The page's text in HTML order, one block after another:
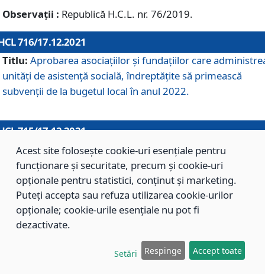
Observații : Republică H.C.L. nr. 76/2019.
716/17.12.2021
Titlu: Aprobarea asociaţiilor şi fundaţiilor care
unităţi de asistenţă socială, îndreptăţite să primească
subvenţii de la bugetul local în anul 2022.
715/17.12.2021
Titlu: Aprobarea Planului de acţiuni sau lucrări de interes
local pentru anul 2022.
714/17.12.2021
Titlu: Modificarea Anexei la H.C.L. nr. 709/2020 privind
aprobarea Regulamentului de Organizare şi Funcţionare
Direcţiei de Asistenţă Socială Braşov.
Acest site folosește cookie-uri esențiale pentru
funcționare și securitate, precum și cookie-uri
opționale pentru statistici, conținut și marketing.
Puteți accepta sau refuza utilizarea cookie-urilor
opționale; cookie-urile esențiale nu pot fi
dezactivate.
Setări Respinge Accept toate